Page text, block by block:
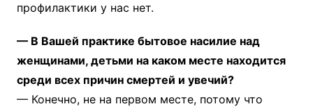
профилактики у нас нет.
— В Вашей практике бытовое насилие над
женщинами, детьми на каком месте находится
среди всех причин смертей и увечий?
— Конечно, не на первом месте, потому что